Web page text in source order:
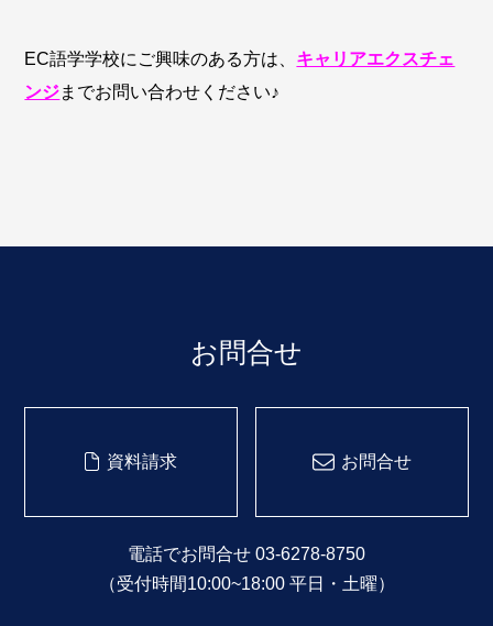
EC語学学校にご興味のある方は、 キャリアエクスチェ
ンジまでお問い合わせください♪
お問合せ
資料請求 お問合せ
電話でお問合せ 03-6278-8750
（受付時間10:00~18:00 平日・土曜）